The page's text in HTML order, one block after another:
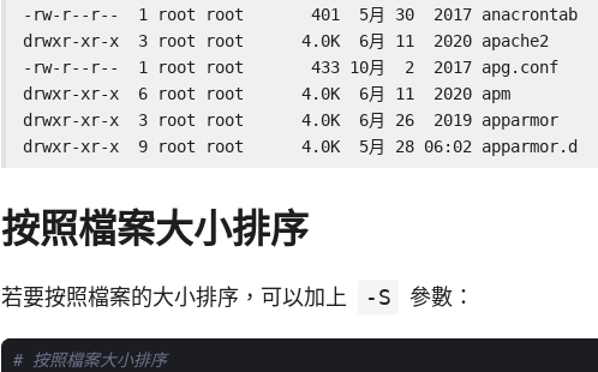
-rw-r--r--  1 root root       401  5月 30  2017 anacrontab
drwxr-xr-x  3 root root      4.0K  6月 11  2020 apache2
-rw-r--r--  1 root root       433 10月  2  2017 apg.conf
drwxr-xr-x  6 root root      4.0K  6月 11  2020 apm
drwxr-xr-x  3 root root      4.0K  6月 26  2019 apparmor
drwxr-xr-x  9 root root      4.0K  5月 28 06:02 apparmor.d
按照檔案大小排序
若要按照檔案的大小排序，可以加上 -S 參數：
# 按照檔案大小排序